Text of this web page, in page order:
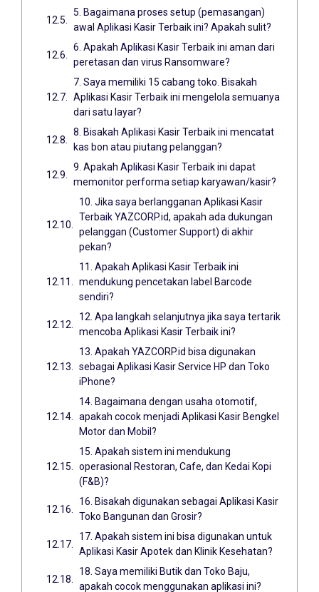
5. Bagaimana proses setup (pemasangan)
awal Aplikasi Kasir Terbaik ini? Apakah sulit?
6. Apakah Aplikasi Kasir Terbaik ini aman dari
peretasan dan virus Ransomware?
7. Saya memiliki 15 cabang toko. Bisakah
Aplikasi Kasir Terbaik ini mengelola semuanya
dari satu layar?
8. Bisakah Aplikasi Kasir Terbaik ini mencatat
kas bon atau piutang pelanggan?
9. Apakah Aplikasi Kasir Terbaik ini dapat
memonitor performa setiap karyawan/kasir?
10. Jika saya berlangganan Aplikasi Kasir
Terbaik YAZCORP.id, apakah ada dukungan
pelanggan (Customer Support) di akhir
pekan?
11. Apakah Aplikasi Kasir Terbaik ini
mendukung pencetakan label Barcode
sendiri?
12. Apa langkah selanjutnya jika saya tertarik
mencoba Aplikasi Kasir Terbaik ini?
13. Apakah YAZCORP.id bisa digunakan
sebagai Aplikasi Kasir Service HP dan Toko
iPhone?
14. Bagaimana dengan usaha otomotif,
apakah cocok menjadi Aplikasi Kasir Bengkel
Motor dan Mobil?
15. Apakah sistem ini mendukung
operasional Restoran, Cafe, dan Kedai Kopi
(F&B)?
16. Bisakah digunakan sebagai Aplikasi Kasir
Toko Bangunan dan Grosir?
17. Apakah sistem ini bisa digunakan untuk
Aplikasi Kasir Apotek dan Klinik Kesehatan?
18. Saya memiliki Butik dan Toko Baju,
apakah cocok menggunakan aplikasi ini?